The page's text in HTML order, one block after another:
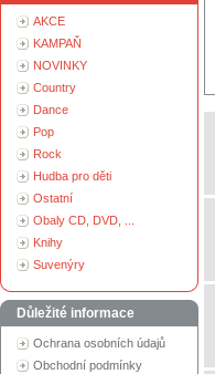
AKCE
KAMPAŇ
NOVINKY
Country
Dance
Pop
Rock
Hudba pro děti
Ostatní
Obaly CD, DVD, ...
Knihy
Suvenýry
Důležité informace
Ochrana osobních údajů
Obchodní podmínky